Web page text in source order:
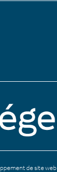
de site web